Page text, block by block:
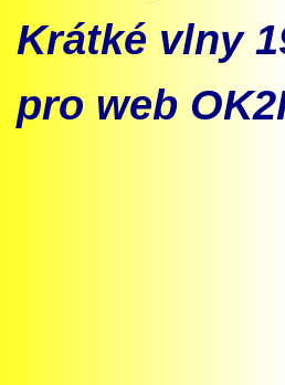
Krátké vlny
pro web